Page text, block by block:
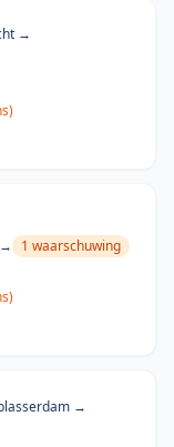
→
→ 1 waarschuwing
→